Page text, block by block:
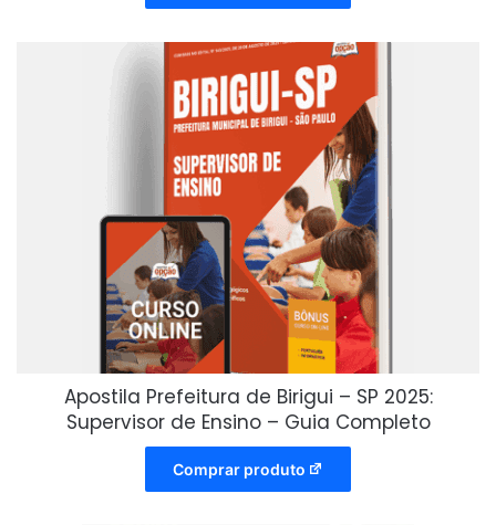
Apostila Prefeitura de Birigui – SP 2025:
Supervisor de Ensino – Guia Completo
Comprar produto